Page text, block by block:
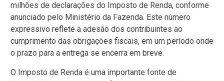
milhões de declarações do Imposto de Renda, conforme
anunciado pelo Ministério da Fazenda. Este número
expressivo reflete a adesão dos contribuintes ao
cumprimento das obrigações fiscais, em um período onde
o prazo para a entrega se encerra em breve.
O Imposto de Renda é uma importante fonte de